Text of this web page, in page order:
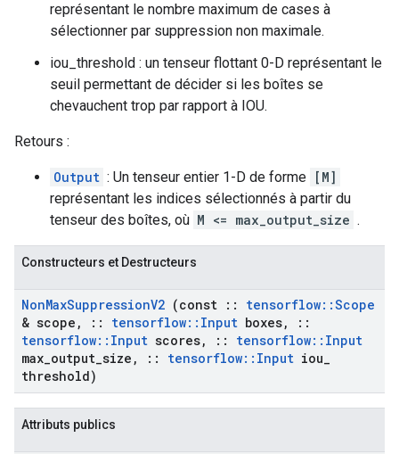
représentant le nombre maximum de cases à
sélectionner par suppression non maximale.
iou_threshold : un tenseur flottant 0-D représentant le
seuil permettant de décider si les boîtes se
chevauchent trop par rapport à IOU.
Retours :
Output : Un tenseur entier 1-D de forme [M]
représentant les indices sélectionnés à partir du
tenseur des boîtes, où M <= max_output_size .
Constructeurs et Destructeurs
NonMaxSuppressionV2 (const :: tensorflow::Scope
& scope , :: tensorflow:: Input boxes,
::
tensorflow:: Input scores, :: tensorflow:: Input
max output size , :: tensorflow:: Input iou
threshold)
Attributs publics